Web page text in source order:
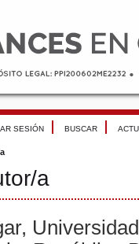
SESIÓN BUSCAR
a